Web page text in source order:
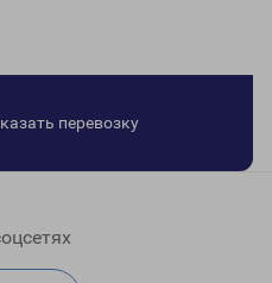
перевозку